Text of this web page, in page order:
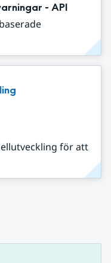
- API
för att